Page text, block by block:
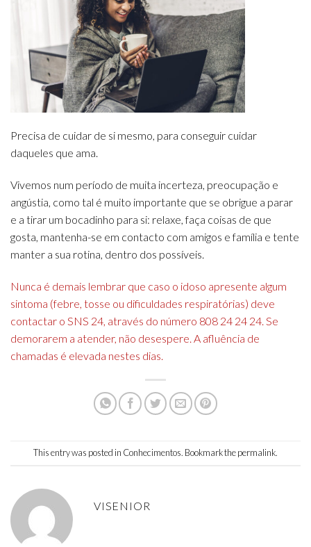
Precisa de cuidar de si mesmo, para conseguir cuidar
daqueles que ama.
Vivemos num período de muita incerteza, preocupação e
angústia, como tal é muito importante que se obrigue a parar
e a tirar um bocadinho para si: relaxe, faça coisas de que
gosta, mantenha-se em contacto com amigos e família e tente
manter a sua rotina, dentro dos possíveis.
Nunca é demais lembrar que caso o idoso apresente algum
sintoma (febre, tosse ou dificuldades respiratórias) deve
contactar o SNS 24, através do número 808 24 24 24. Se
demorarem a atender, não desespere. A afluência de
chamadas é elevada nestes dias.
This entry was posted in Conhecimentos. Bookmark thepermalink.
VISENIOR